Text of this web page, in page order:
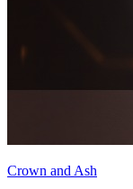
Crown and Ash